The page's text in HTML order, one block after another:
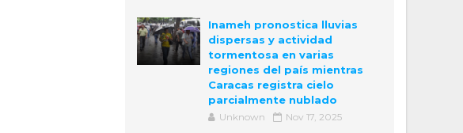
Inameh pronostica lluvias
dispersas y actividad
tormentosa en varias
regiones del país mientras
Caracas registra cielo
parcialmente nublado
Unknown Nov 17, 2025